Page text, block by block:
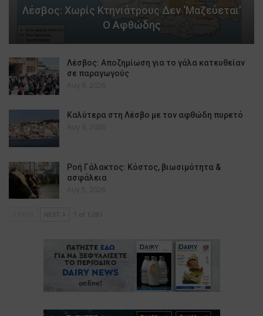
Λέσβος: Χωρίς Κτηνιάτρους Δεν ‘μαζεύεται’
Ο Αφθώδης
Λέσβος: Αποζημίωση για το γάλα κατευθείαν
σε παραγωγούς
Αυγ 6, 2026
Καλύτερα στη Λέσβο με τον αφθώδη πυρετό
Αυγ 6, 2026
Ροή Γάλακτος: Κόστος, βιωσιμότητα &
ασφάλεια
Αυγ 5, 2026
NEXT 1 of 1,091